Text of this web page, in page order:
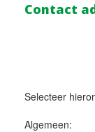
Contact
Selecteer
Algemeen: